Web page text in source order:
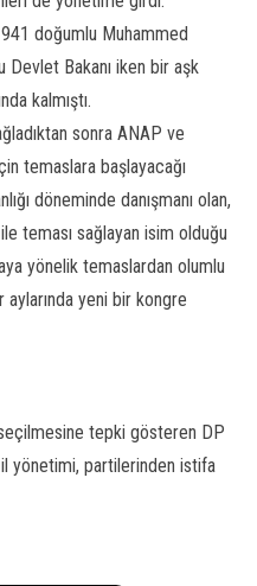
doğumlu Muhammed
Devlet Bakanı iken bir aşk
kalmıştı.
sonra ANAP ve
temaslara başlayacağı
döneminde danışmanı olan,
ile teması sağlayan isim olduğu
yönelik temaslardan olumlu
aylarında yeni bir kongre
tepki gösteren DP
yönetimi, partilerinden istifa